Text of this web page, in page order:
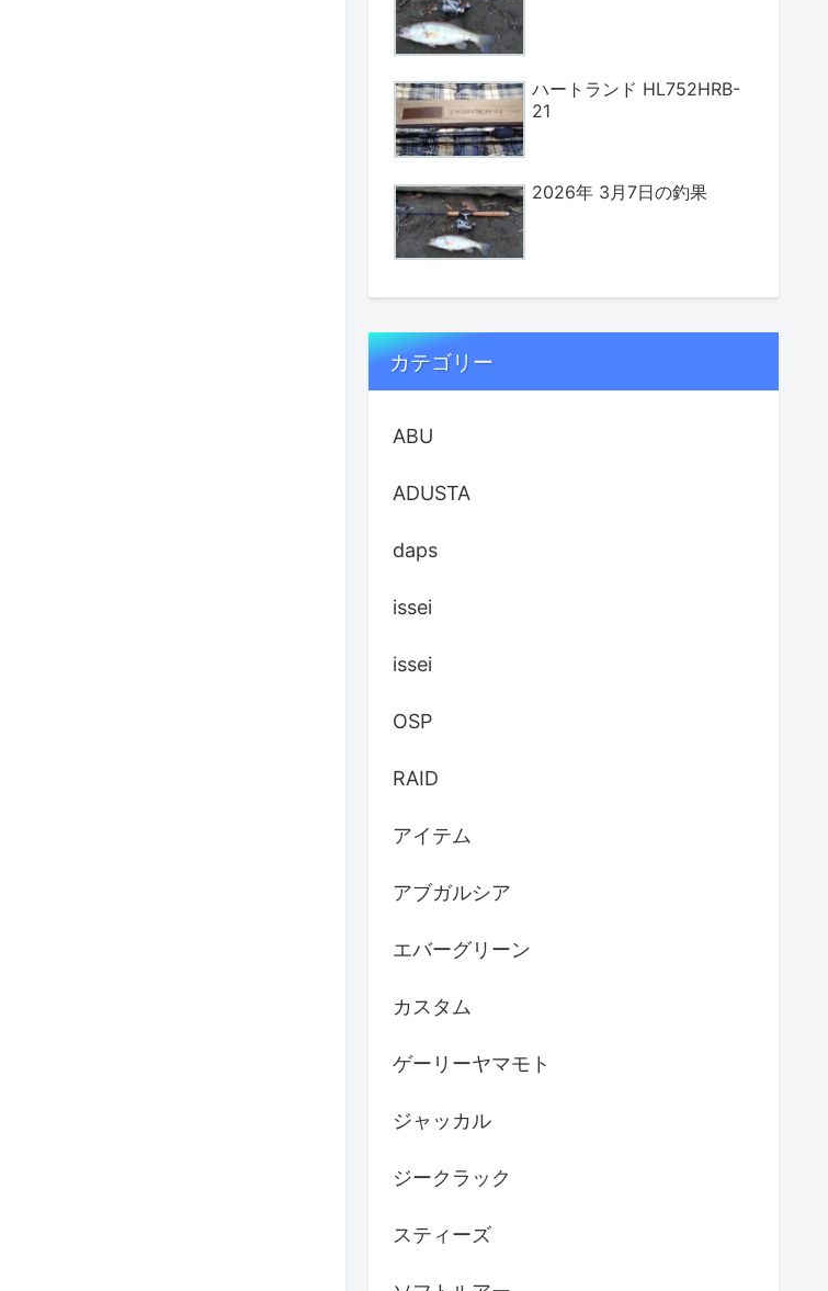
ハートランド HL752HRB-
21
2026年 3月7日の釣果
カテゴリー
ABU
ADUSTA
daps
issei
issei
OSP
RAID
アイテム
アブガルシア
エバーグリーン
カスタム
ゲーリーヤマモト
ジャッカル
ジークラック
スティーズ